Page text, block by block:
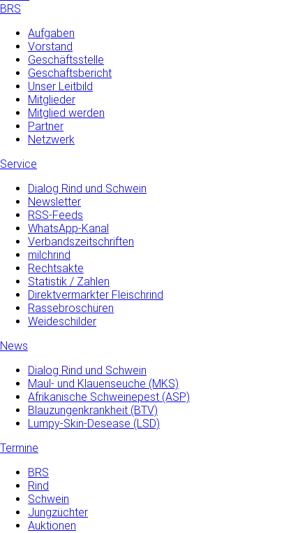
BRS
Aufgaben
Vorstand
Geschäftsstelle
Geschäftsbericht
Unser Leitbild
Mitglieder
Mitglied werden
Partner
Netzwerk
Service
Dialog Rind und Schwein
Newsletter
RSS-Feeds
WhatsApp-Kanal
Verbandszeitschriften
milchrind
Rechtsakte
Statistik / Zahlen
Direktvermarkter Fleischrind
Rassebroschüren
Weideschilder
News
Dialog Rind und Schwein
Maul- und­ Klauenseuche­ (MKS)
Afrikanische Schweinepest (ASP)
Blauzungenkrankheit (BTV)
Lumpy-Skin-Desease (LSD)
Termine
BRS
Rind
Schwein
Jungzüchter
Auktionen